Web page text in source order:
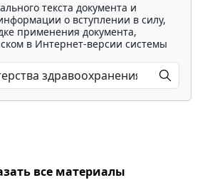
текста документа и
о вступлении в силу,
применения документа,
в Интернет-версии системы
все материалы